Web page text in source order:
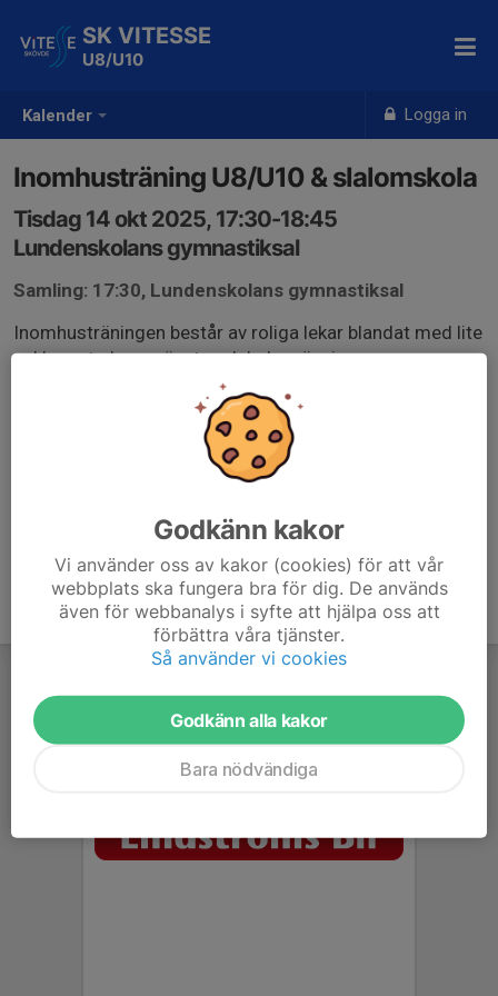
Kalender Logga in
SK VITESSE
U8/U10
Inomhusträning U8/U10 & slalomskola
Tisdag 14 okt 2025, 17:30-18:45
Lundenskolans gymnastiksal
Samling: 17:30, Lundenskolans gymnastiksal
Inomhusträningen består av roliga lekar blandat med lite
enklare styrke-, spänst- och balansövningar.
Träningen vänder sig främst till träningsgruppen
U8/U10 och slalomskolans äldre barn.
Träningen är anpassad för barn som är 6 år eller äldre.
Godkänn kakor
Vi använder oss av kakor (cookies) för att vår
webbplats ska fungera bra för dig. De används
även för webbanalys i syfte att hjälpa oss att
förbättra våra tjänster.
Så använder vi cookies
Godkänn alla kakor
Bara nödvändiga